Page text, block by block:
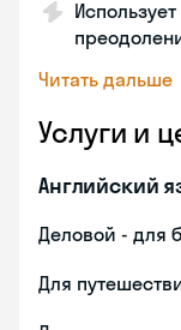
Читать дальше
Услуги и
Английский
Деловой - для
Для